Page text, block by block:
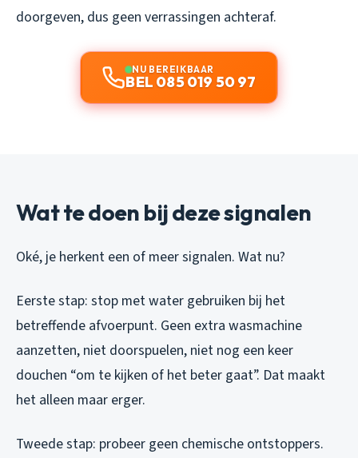
doorgeven, dus geen verrassingen achteraf.
NU BEREIKBAAR
BEL 085 019 50 97
Wat te doen bij deze signalen
Oké, je herkent een of meer signalen. Wat nu?
Eerste stap: stop met water gebruiken bij het
betreffende afvoerpunt. Geen extra wasmachine
aanzetten, niet doorspuelen, niet nog een keer
douchen “om te kijken of het beter gaat”. Dat maakt
het alleen maar erger.
Tweede stap: probeer geen chemische ontstoppers.